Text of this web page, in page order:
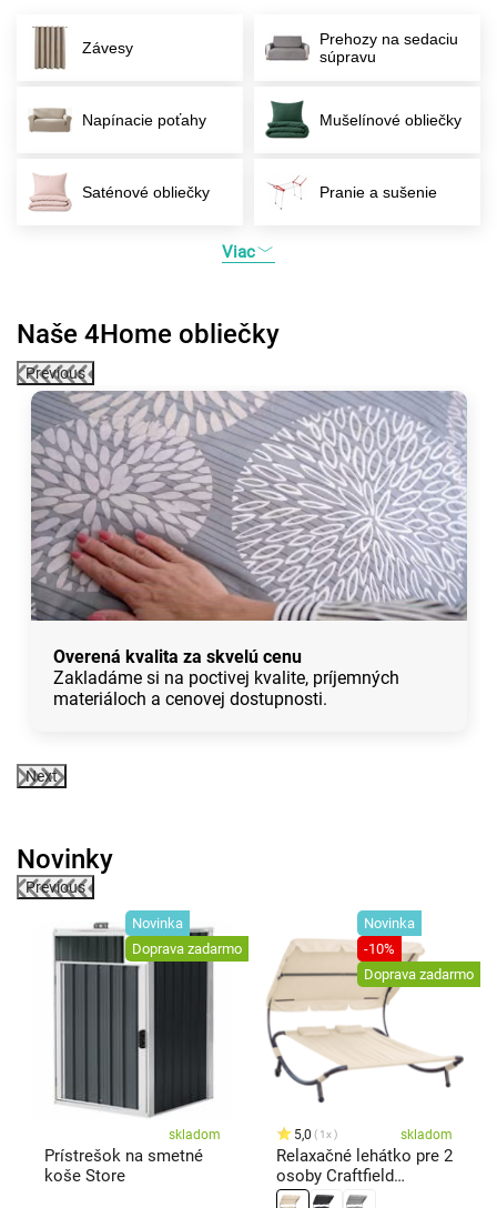
Závesy
Prehozy na sedaciu
súpravu
Napínacie poťahy Mušelínové obliečky
Saténové obliečky Pranie a sušenie
Viac
Naše 4Home obliečky
Previous
Overená kvalita za skvelú cenu
Zakladáme si na poctivej kvalite, príjemných
materiáloch a cenovej dostupnosti.
Next
Novinky
Previous
Novinka
Doprava zadarmo
skladom
Prístrešok na smetné
koše Store
Novinka
-10%
Doprava zadarmo
5,0 1x skladom
Relaxačné lehátko pre 2
osoby Craftfield
Bahama,béžové